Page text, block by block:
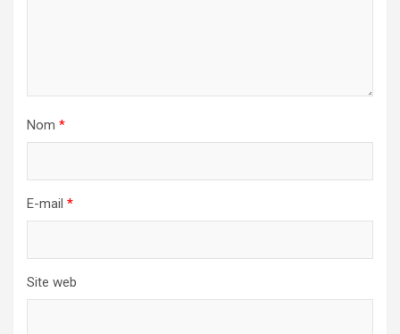
Nom *
E-mail *
Site web